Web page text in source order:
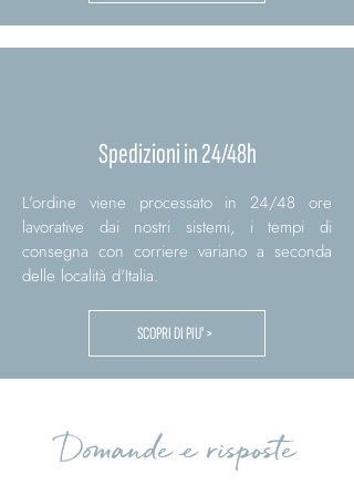
Spedizioni in 24/48h
L'ordine viene processato in 24/48 ore
lavorative dai nostri sistemi, i tempi di
consegna con corriere variano a seconda
delle località d'Italia.
SCOPRI DI PIU' >
Domande e risposte